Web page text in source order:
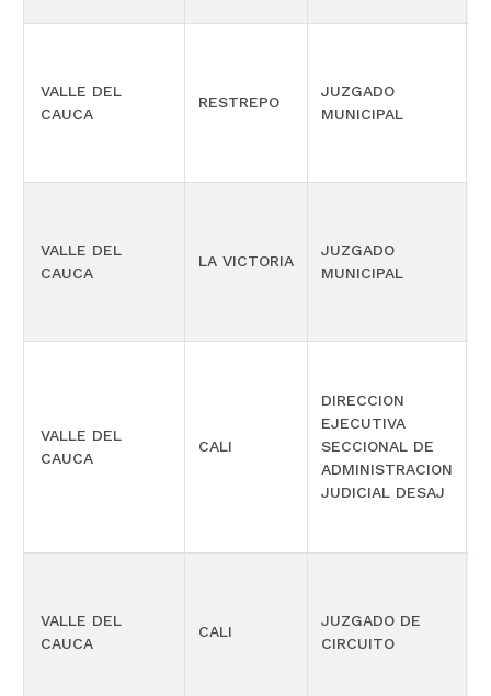
VALLE DEL
CAUCA
RESTREPO
JUZGADO
MUNICIPAL
VALLE DEL
CAUCA
LA VICTORIA
JUZGADO
MUNICIPAL
VALLE DEL
CAUCA
CALI
DIRECCION
EJECUTIVA
SECCIONAL DE
ADMINISTRACION
JUDICIAL DESAJ
VALLE DEL
CAUCA
CALI
JUZGADO DE
CIRCUITO